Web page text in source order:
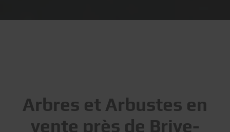
Arbres et Arbustes en
vente près de Brive-